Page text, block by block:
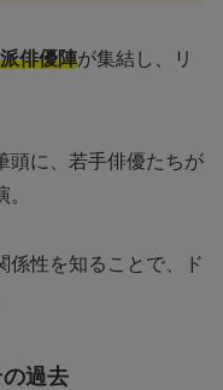
俳優陣が集結し、リ
頭に、若手俳優たちが
係性を知ることで、ド
過去